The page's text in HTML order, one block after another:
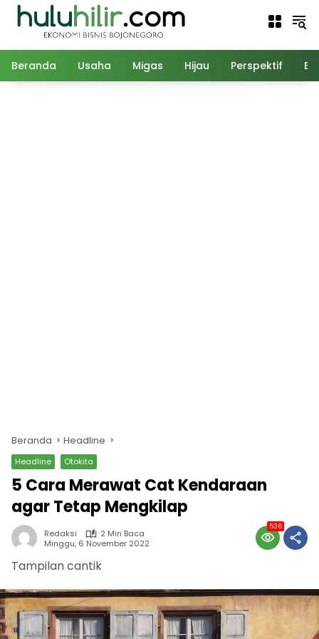
Langsung
Beranda Usaha Migas Hijau Perspektif
Beranda Headline
Headline Otokita
5 Cara Merawat Cat Kendaraan
agar Tetap Mengkilap
Redaksi
2 Min Baca
Minggu, 6 November 2022
536
Tampilan cantik